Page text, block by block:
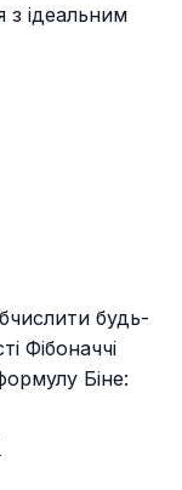
з ідеальним
будь-
Фібоначчі
Біне:
(1-